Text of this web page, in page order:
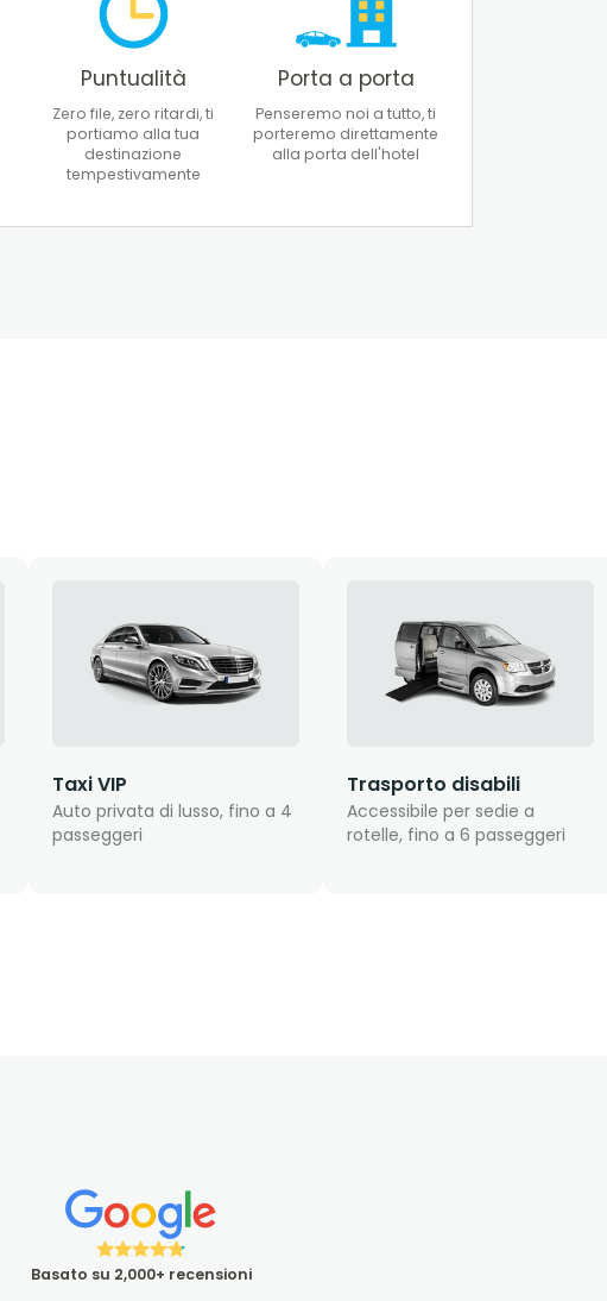
Puntualità
Zero file, zero ritardi, ti
portiamo alla tua
destinazione
tempestivamente
Porta a porta
Penseremo noi a tutto, ti
porteremo direttamente
alla porta dell'hotel
Taxi VIP
Auto privata di lusso, fino a 4
passeggeri
Trasporto disabili
Accessibile per sedie a
rotelle, fino a 6 passeggeri
Basato su 2,000+ recensioni